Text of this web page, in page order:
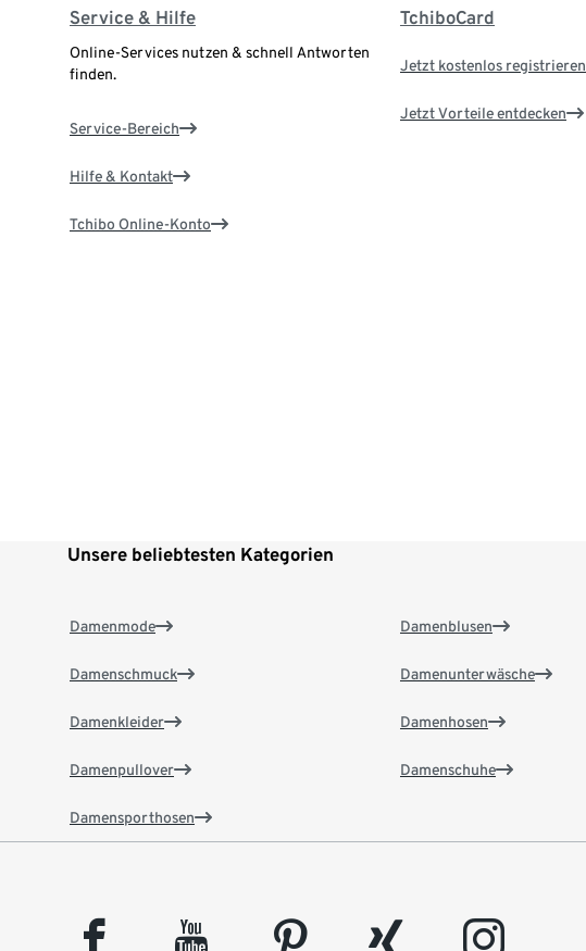
Service & Hilfe
Online-Services nutzen & schnell Antworten
finden.
Service-Bereich
Hilfe & Kontakt
Tchibo Online-Konto
TchiboCard
Jetzt kostenlos registrieren
Jetzt Vorteile entdecken
Unsere beliebtesten Kategorien
Damenmode
Damenschmuck
Damenkleider
Damenpullover
Damensporthosen
Damenblusen
Damenunterwäsche
Damenhosen
Damenschuhe
facebook youtube pinterest xing instagram